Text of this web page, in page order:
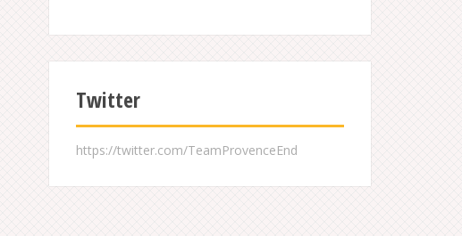
Twitter
https://twitter.com/TeamProvenceEnd